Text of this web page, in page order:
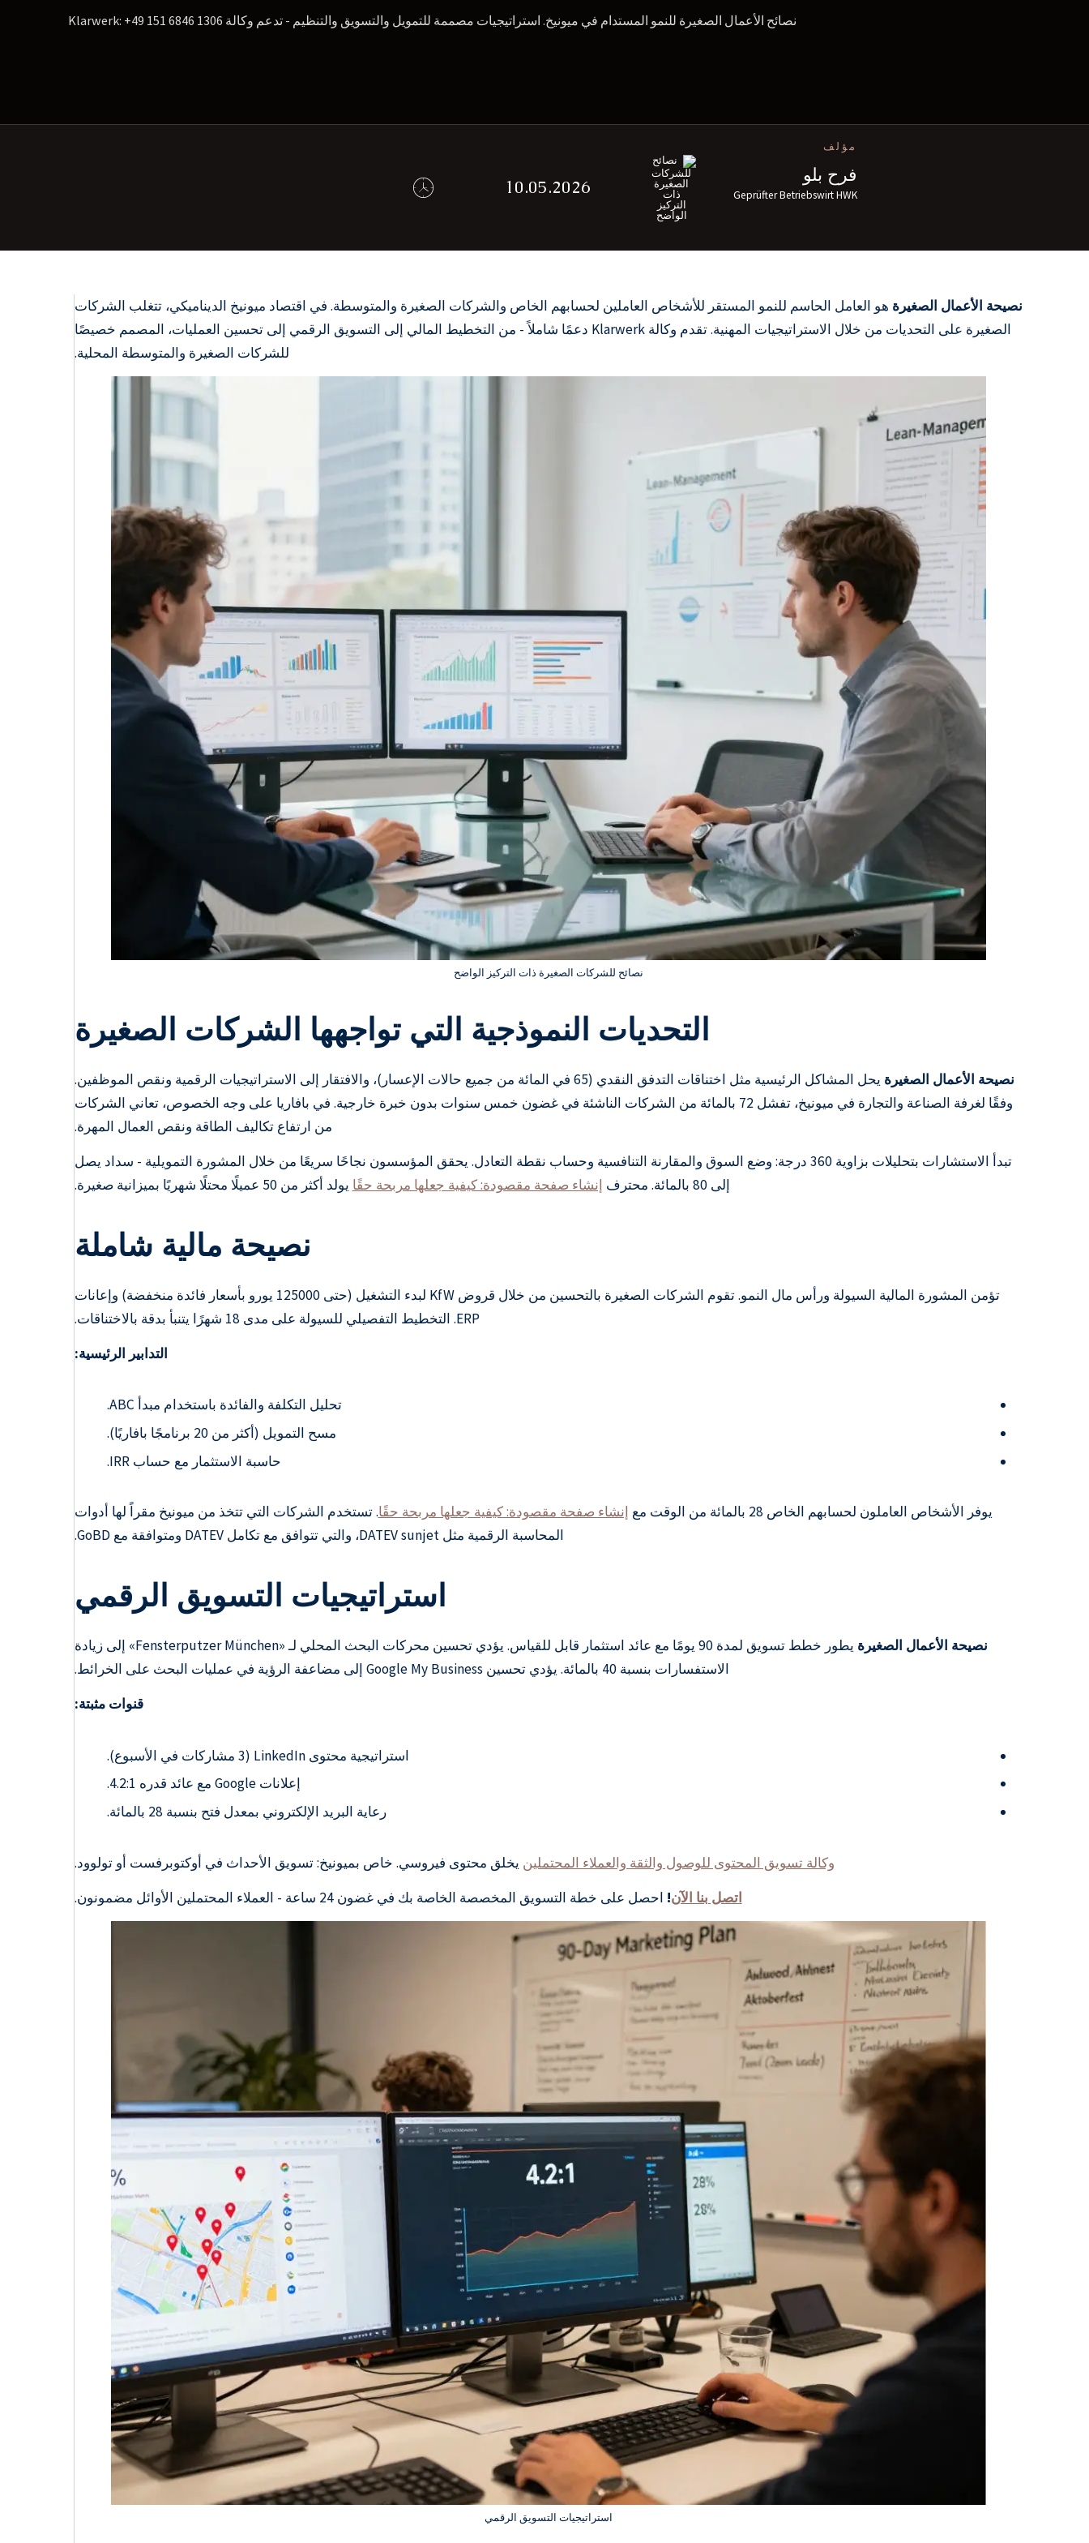
نصائح الأعمال الصغيرة للنمو المستدام في ميونيخ. استراتيجيات مصممة للتمويل والتسويق والتنظيم - تدعم وكالة Klarwerk: +49 151 6846 1306
مؤلف
فرح بلو
Geprüfter Betriebswirt HWK
10.05.2026
نصيحة الأعمال الصغيرة هو العامل الحاسم للنمو المستقر للأشخاص العاملين لحسابهم الخاص والشركات الصغيرة والمتوسطة. في اقتصاد ميونيخ الديناميكي، تتغلب الشركات
الصغيرة على التحديات من خلال الاستراتيجيات المهنية. تقدم وكالة Klarwerk دعمًا شاملاً - من التخطيط المالي إلى التسويق الرقمي إلى تحسين العمليات، المصمم خصيصًا
للشركات الصغيرة والمتوسطة المحلية.
نصائح للشركات الصغيرة ذات التركيز الواضح
التحديات النموذجية التي تواجهها الشركات الصغيرة
نصيحة الأعمال الصغيرة
يحل المشاكل الرئيسية مثل اختناقات التدفق النقدي (65 في المائة من جميع حالات الإعسار)، والافتقار إلى الاستراتيجيات الرقمية ونقص الموظفين.
وفقًا لغرفة الصناعة والتجارة في ميونيخ، تفشل 72 بالمائة من الشركات الناشئة في غضون خمس سنوات بدون خبرة خارجية. في بافاريا على وجه الخصوص، تعاني الشركات
من ارتفاع تكاليف الطاقة ونقص العمال المهرة.
تبدأ الاستشارات بتحليلات بزاوية 360 درجة: وضع السوق والمقارنة التنافسية وحساب نقطة التعادل. يحقق المؤسسون نجاحًا سريعًا من خلال المشورة التمويلية - سداد يصل
إلى 80 بالمائة. محترف
إنشاء صفحة مقصودة: كيفية جعلها مربحة حقًا يولد أكثر من 50 عميلًا محتلًا شهريًا بميزانية صغيرة.
نصيحة مالية شاملة
تؤمن المشورة المالية السيولة ورأس مال النمو. تقوم الشركات الصغيرة بالتحسين من خلال قروض KfW لبدء التشغيل (حتى 125000 يورو بأسعار فائدة منخفضة) وإعانات
ERP. التخطيط التفصيلي للسيولة على مدى 18 شهرًا يتنبأ بدقة بالاختناقات.
التدابير الرئيسية:
تحليل التكلفة والفائدة باستخدام مبدأ ABC.
مسح التمويل (أكثر من 20 برنامجًا بافاريًا).
حاسبة الاستثمار مع حساب IRR.
يوفر الأشخاص العاملون لحسابهم الخاص 28 بالمائة من الوقت مع إنشاء صفحة مقصودة: كيفية جعلها مربحة حقًا. تستخدم الشركات التي تتخذ من ميونيخ مقراً لها أدوات
المحاسبة الرقمية مثل DATEV sunjet، والتي تتوافق مع تكامل DATEV ومتوافقة مع GoBD.
استراتيجيات التسويق الرقمي
نصيحة الأعمال الصغيرة
يطور خطط تسويق لمدة 90 يومًا مع عائد استثمار قابل للقياس. يؤدي تحسين محركات البحث المحلي لـ «Fensterputzer München» إلى زيادة
الاستفسارات بنسبة 40 بالمائة. يؤدي تحسين Google My Business إلى مضاعفة الرؤية في عمليات البحث على الخرائط.
قنوات مثبتة:
استراتيجية محتوى LinkedIn (3 مشاركات في الأسبوع).
إعلانات Google مع عائد قدره 4.2:1.
رعاية البريد الإلكتروني بمعدل فتح بنسبة 28 بالمائة.
وكالة تسويق المحتوى للوصول والثقة والعملاء المحتملين يخلق محتوى فيروسي. خاص بميونيخ: تسويق الأحداث في أوكتوبرفست أو تولوود.
اتصل بنا الآن! احصل على خطة التسويق المخصصة الخاصة بك في غضون 24 ساعة - العملاء المحتملين الأوائل مضمونون.
استراتيجيات التسويق الرقمي